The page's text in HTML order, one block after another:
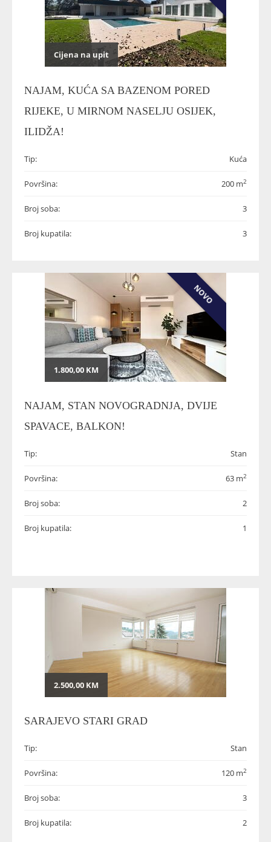
Cijena na upit
NAJAM, KUĆA SA BAZENOM PORED
RIJEKE, U MIRNOM NASELJU OSIJEK,
ILIDŽA!
Tip: Kuća
Površina: 200 m2
Broj soba: 3
Broj kupatila: 3
NOVO
1.800,00 KM
NAJAM, STAN NOVOGRADNJA, DVIJE
SPAVACE, BALKON!
Tip: Stan
Površina: 63 m2
Broj soba: 2
Broj kupatila: 1
2.500,00 KM
SARAJEVO STARI GRAD
Tip: Stan
Površina: 120 m2
Broj soba: 3
Broj kupatila: 2